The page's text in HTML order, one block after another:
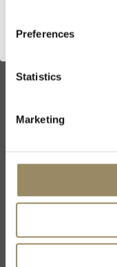
Preferences
Statistics
Marketing